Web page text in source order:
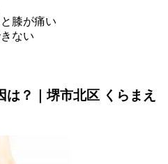
膝が痛い
ない
は？｜堺市北区 くらまえ